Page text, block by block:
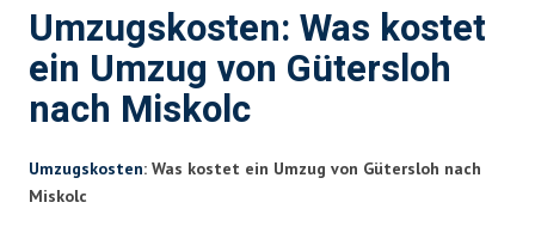
Umzugskosten: Was kostet
ein Umzug von Gütersloh
nach Miskolc
Umzugskosten: Was kostet ein Umzug von Gütersloh nach
Miskolc